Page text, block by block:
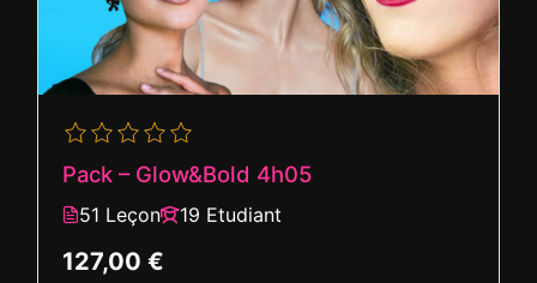
Pack – Glow&Bold 4h05
51 Leçon 19 Etudiant
127,00 €